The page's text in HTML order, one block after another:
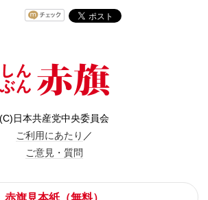
(C)日本共産党中央委員会
ご利用にあたり ／
ご意見・質問
赤旗見本紙（無料）